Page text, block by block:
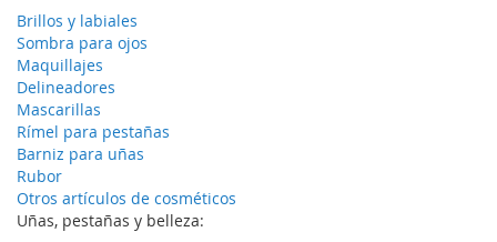
Brillos y labiales
Sombra para ojos
Maquillajes
Delineadores
Mascarillas
Rímel para pestañas
Barniz para uñas
Rubor
Otros artículos de cosméticos
Uñas, pestañas y belleza: